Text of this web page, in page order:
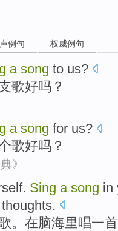
例句 权威例句
a song to us?
歌好吗？
a song for us?
歌好吗？
》
. Sing a song in
thoughts.
。 在脑海里唱一